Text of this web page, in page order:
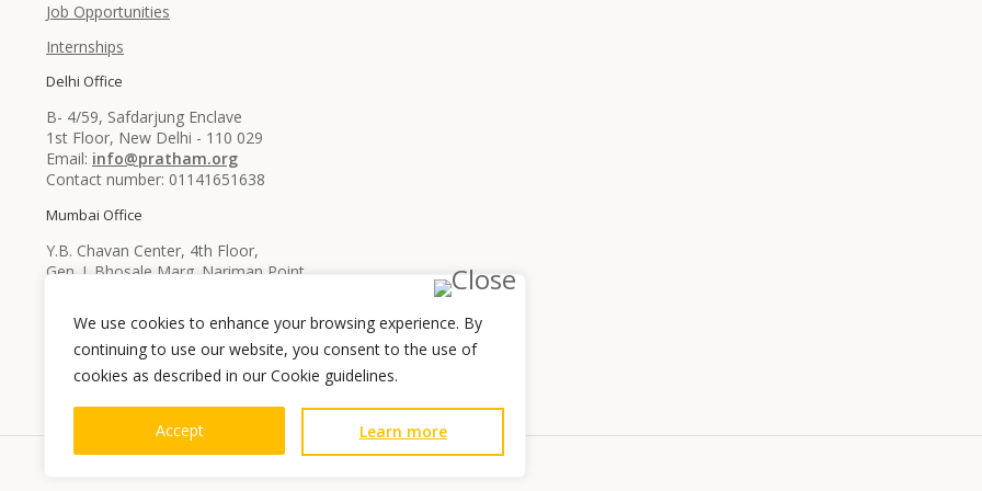
We use cookies to enhance your browsing experience. By
continuing to use our website, you consent to the use of
cookies as described in our Cookie guidelines.
Learn more
Accept
Job Opportunities
Internships
Delhi Office
B- 4/59, Safdarjung Enclave
1st Floor, New Delhi - 110 029
Email: info@pratham.org
Contact number: 01141651638
Mumbai Office
Y.B. Chavan Center, 4th Floor,
Gen. J. Bhosale Marg. Nariman Point
Email:
info@pratham.org
Contact number: 022 22819561
022 22819562